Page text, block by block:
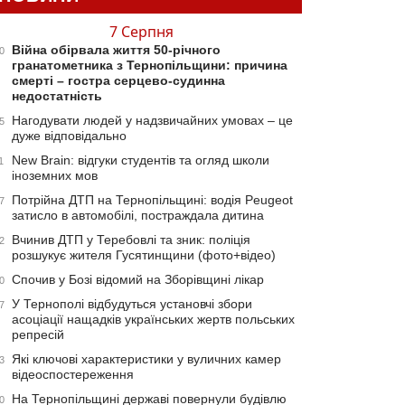
7 Серпня
Війна обірвала життя 50-річного
гранатометника з Тернопільщини: причина
смерті – гостра серцево-судинна
недостатність
Нагодувати людей у надзвичайних умовах – це
дуже відповідально
New Brain: відгуки студентів та огляд школи
іноземних мов
Потрійна ДТП на Тернопільщині: водія Peugeot
затисло в автомобілі, постраждала дитина
Вчинив ДТП у Теребовлі та зник: поліція
розшукує жителя Гусятинщини (фото+відео)
Спочив у Бозі відомий на Зборівщині лікар
У Тернополі відбудуться установчі збори
асоціації нащадків українських жертв польських
репресій
Які ключові характеристики у вуличних камер
відеоспостереження
На Тернопільщині державі повернули будівлю